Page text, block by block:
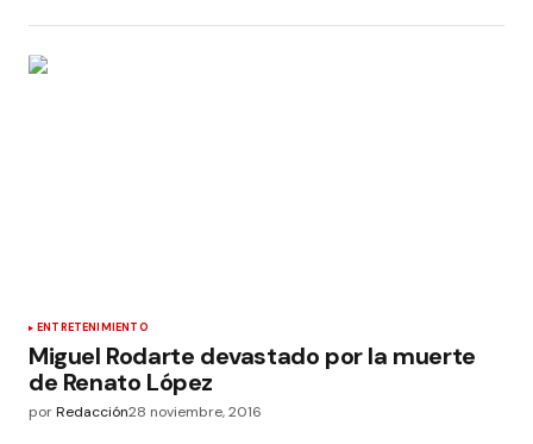
ENTRETENIMIENTO
Miguel Rodarte devastado por la muerte
de Renato López
porRedacción28 noviembre, 2016